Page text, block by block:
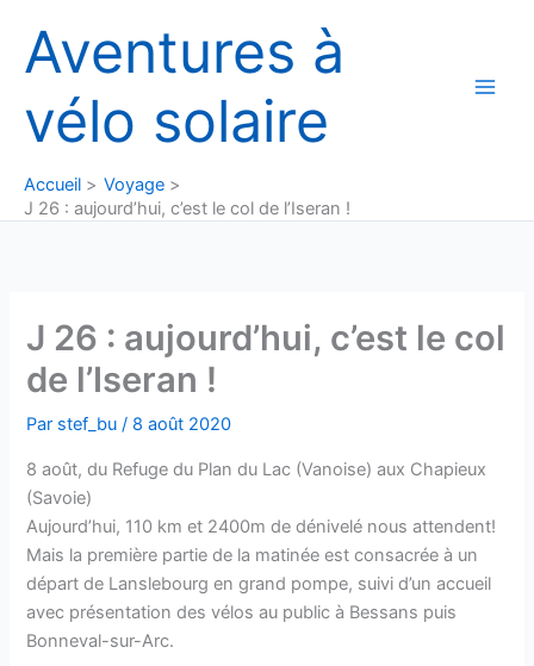
contenu
Aventures à
vélo solaire
Accueil
Voyage
J 26 : aujourd’hui, c’est le col de l’Iseran !
J 26 : aujourd’hui, c’est le col
de l’Iseran !
Par stef_bu/ 8 août 2020
8 août, du Refuge du Plan du Lac (Vanoise) aux Chapieux
(Savoie)
Aujourd’hui, 110 km et 2400m de dénivelé nous attendent!
Mais la première partie de la matinée est consacrée à un
départ de Lanslebourg en grand pompe, suivi d’un accueil
avec présentation des vélos au public à Bessans puis
Bonneval-sur-Arc.